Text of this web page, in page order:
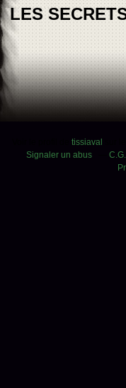
LES
tissiaval
Signaler un abus